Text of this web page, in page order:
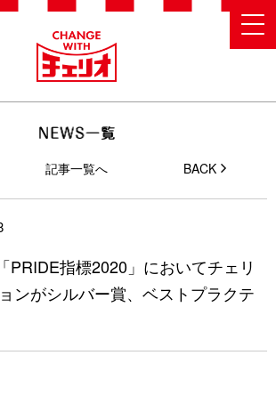
記事一覧へ BACK
PRIDE指標2020」においてチェリ
ンがシルバー賞、ベストプラクテ